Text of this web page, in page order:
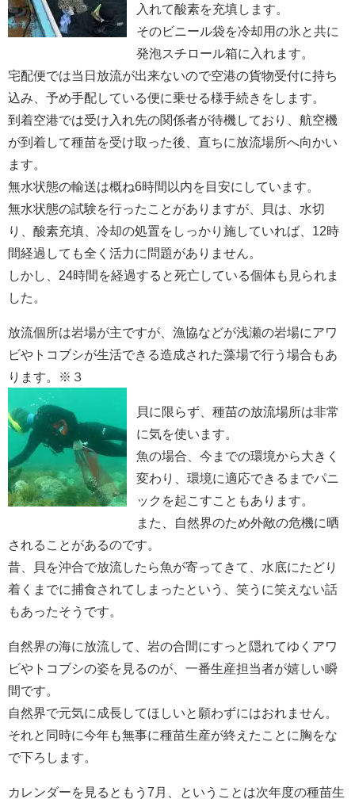
入れて酸素を充填します。
そのビニール袋を冷却用の氷と共に
発泡スチロール箱に入れます。
宅配便では当日放流が出来ないので空港の貨物受付に持ち
込み、予め手配している便に乗せる様手続きをします。
到着空港では受け入れ先の関係者が待機しており、航空機
が到着して種苗を受け取った後、直ちに放流場所へ向かい
ます。
無水状態の輸送は概ね6時間以内を目安にしています。
無水状態の試験を行ったことがありますが、貝は、水切
り、酸素充填、冷却の処置をしっかり施していれば、12時
間経過しても全く活力に問題がありません。
しかし、24時間を経過すると死亡している個体も見られま
した。
放流個所は岩場が主ですが、漁協などが浅瀬の岩場にアワ
ビやトコブシが生活できる造成された藻場で行う場合もあ
ります。※３
貝に限らず、種苗の放流場所は非常
に気を使います。
魚の場合、今までの環境から大きく
変わり、環境に適応できるまでパニ
ックを起こすこともあります。
また、自然界のため外敵の危機に晒
されることがあるのです。
昔、貝を沖合で放流したら魚が寄ってきて、水底にたどり
着くまでに捕食されてしまったという、笑うに笑えない話
もあったそうです。
自然界の海に放流して、岩の合間にすっと隠れてゆくアワ
ビやトコブシの姿を見るのが、一番生産担当者が嬉しい瞬
間です。
自然界で元気に成長してほしいと願わずにはおれません。
それと同時に今年も無事に種苗生産が終えたことに胸をな
で下ろします。
カレンダーを見るともう7月、ということは次年度の種苗生